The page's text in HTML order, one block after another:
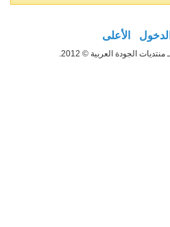
الأعلى
الجودة العربية © 2012.